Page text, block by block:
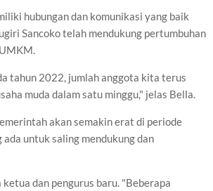
hubungan dan komunikasi yang baik
Sancoko telah mendukung pertumbuhan
tahun 2022, jumlah anggota kita terus
muda dalam satu minggu," jelas Bella.
akan semakin erat di periode
untuk saling mendukung dan
dan pengurus baru. "Beberapa